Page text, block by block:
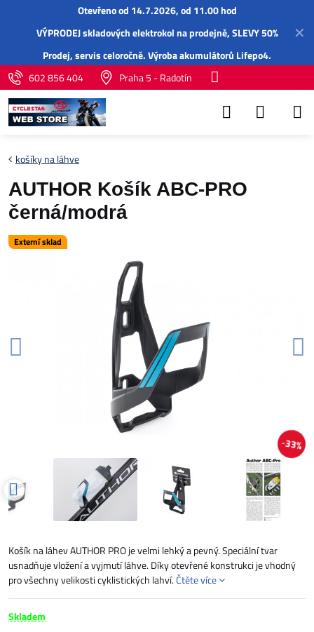
✕
Otevřeno od 14.7.2026, od 11.00 hod
VÝPRODEJ skladových elektrokol na prodejně, SLEVY 50%
Prodej,servisceloročně.Výroba akumulátorů Lifepo4.
602 856 404
Praha 5 - Radotín
Externí sklad
33%
košíky na láhve
AUTHOR Košík ABC-PRO
černá/modrá
Košík na láhev AUTHOR PRO je velmi lehký a pevný. Speciální tvar
usnadňuje vložení a vyjmutí láhve. Díky otevřené konstrukci je vhodný
pro všechny velikosti cyklistických lahví.Čtěte více
Skladem